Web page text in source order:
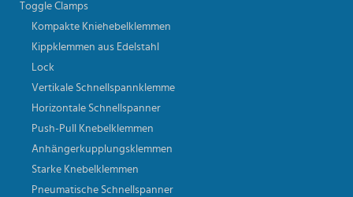
Toggle Clamps
Kompakte Kniehebelklemmen
Kippklemmen aus Edelstahl
Lock
Vertikale Schnellspannklemme
Horizontale Schnellspanner
Push-Pull Knebelklemmen
Anhängerkupplungsklemmen
Starke Knebelklemmen
Pneumatische Schnellspanner